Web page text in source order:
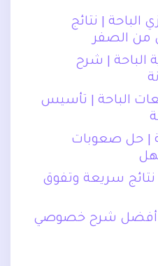
| نتائج
الصفر
الباحة | شرح
الباحة | تأسيس
| حل صعوبات
نتائج سريعة وتفوق
| أفضل شرح خصوصي